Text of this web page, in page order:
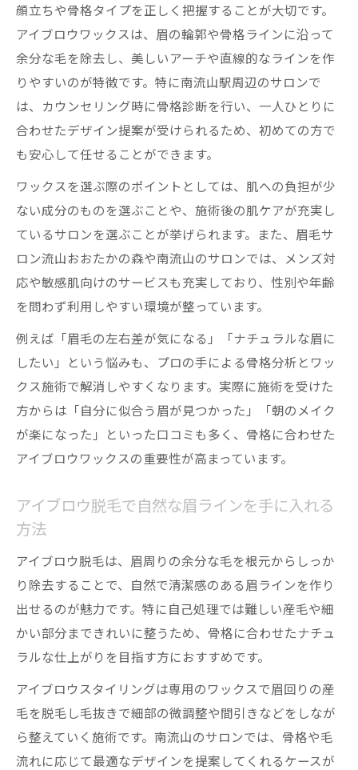
アイブロウワックスで骨格に合う眉を実現
する理由
脱毛との併用で整うナチュラルアイブロウ
の秘訣
アイブロウワックス施術後のケアと注意点
骨格を活かしたアイブロウワックスの活用
アイデア
ワックス脱毛で叶える清潔感ある眉作りの
基本
初めてでも安心なアイブロウ脱毛体験
アイブロウ脱毛が初めての方へ安心の流れ
解説
未成年がアイブロウ脱毛を受ける際の確認
事項
骨格に合うアイブロウ脱毛のカウンセリン
グ体験
アイブロウワックスと脱毛の安全性につい
て知ろう
果
骨格に合わせた自然なアイブロウ脱毛の選
び方
アイブロウワックスで仕上がりのナチュラ
ル感を追求
眉毛サロンで叶える自然体アイブロウの魅
力
顔立ちや骨格タイプを正しく把握することが大切です。
アイブロウワックスは、眉の輪郭や骨格ラインに沿って
余分な毛を除去し、美しいアーチや直線的なラインを作
りやすいのが特徴です。特に南流山駅周辺のサロンで
は、カウンセリング時に骨格診断を行い、一人ひとりに
合わせたデザイン提案が受けられるため、初めての方で
も安心して任せることができます。
ワックスを選ぶ際のポイントとしては、肌への負担が少
ない成分のものを選ぶことや、施術後の肌ケアが充実し
ているサロンを選ぶことが挙げられます。また、眉毛サ
ロン流山おおたかの森や南流山のサロンでは、メンズ対
応や敏感肌向けのサービスも充実しており、性別や年齢
を問わず利用しやすい環境が整っています。
例えば「眉毛の左右差が気になる」「ナチュラルな眉に
したい」という悩みも、プロの手による骨格分析とワッ
クス施術で解消しやすくなります。実際に施術を受けた
方からは「自分に似合う眉が見つかった」「朝のメイク
が楽になった」といった口コミも多く、骨格に合わせた
アイブロウワックスの重要性が高まっています。
アイブロウ脱毛で自然な眉ラインを手に入れる
方法
アイブロウ脱毛は、眉周りの余分な毛を根元からしっか
り除去することで、自然で清潔感のある眉ラインを作り
出せるのが魅力です。特に自己処理では難しい産毛や細
かい部分まできれいに整うため、骨格に合わせたナチュ
ラルな仕上がりを目指す方におすすめです。
アイブロウスタイリングは専用のワックスで眉回りの産
毛を脱毛し毛抜きで細部の微調整や間引きなどをしなが
ら整えていく施術です。南流山のサロンでは、骨格や毛
流れに応じて最適なデザインを提案してくれるケースが